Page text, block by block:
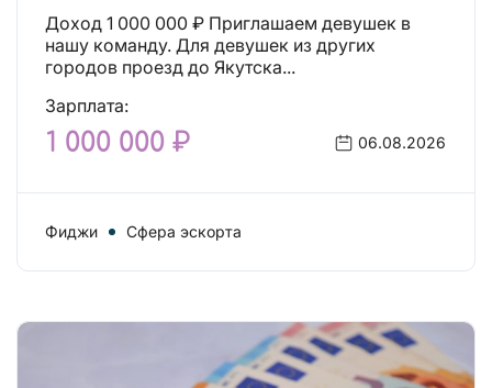
Доход 1 000 000 ₽ Приглашаем девушек в
нашу команду. Для девушек из других
городов проезд до Якутска...
Зарплата:
1 000 000 ₽ 06.08.2026
Фиджи Сфера эскорта